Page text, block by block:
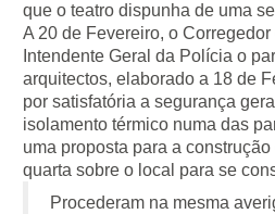
que o teatro dispunha de uma
A 20 de Fevereiro, o
Intendente Geral da Polícia o
arquitectos, elaborado a 18 de
por satisfatória a segurança
isolamento térmico numa das
uma proposta para a
quarta sobre o local para se
Procederam na mesma